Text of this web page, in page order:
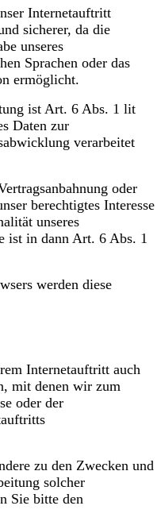
Internetauftritt
sicherer, da die
unseres
Sprachen oder das
ermöglicht.
ist Art. 6 Abs. 1 lit
Daten zur
verarbeitet
oder
berechtigtes Interesse
unseres
ist in dann Art. 6 Abs. 1
werden diese
Internetauftritt auch
mit denen wir zum
oder der
zu den Zwecken und
solcher
Sie bitte den